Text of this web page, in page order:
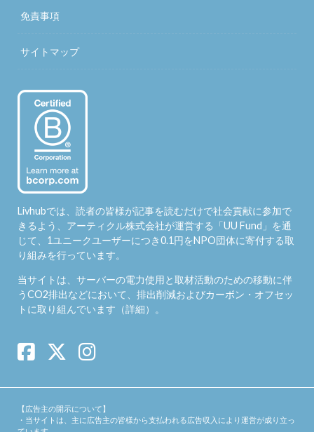
免責事項
サイトマップ
Livhubでは、読者の皆様が記事を読むだけで社会貢献に参加で
きるよう、アーティクル株式会社が運営する「UU Fund 」を通
じて、1ユニークユーザーにつき0.1円をNPO団体に寄付する取
り組みを行っています。
当サイトは、サーバーの電力使用と取材活動のための移動に伴
うCO2排出などにおいて、排出削減およびカーボン・オフセッ
トに取り組んでいます（詳細）。
【広告主の開示について】
・当サイトは、主に広告主の皆様から支払われる広告収入により運営が成り立っ